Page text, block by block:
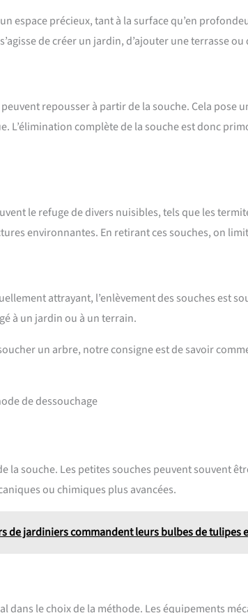
espace précieux, tant à la surface qu’en
de créer un jardin, d’ajouter une terrasse
repousser à partir de la souche. Cela
L’élimination complète de la souche est donc
le refuge de divers nuisibles, tels que les
environnantes. En retirant ces souches, on
attrayant, l’enlèvement des souches est
à un jardin ou à un terrain.
un arbre, notre consigne est de savoir
de dessouchage
la souche. Les petites souches peuvent souvent
ou chimiques plus avancées.
de jardiniers commandent leurs bulbes de tulipes
dans le choix de la méthode. Les équipements